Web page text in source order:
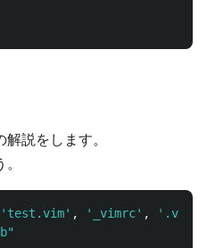
説をします。
'test.vim' , '_vimrc' ,